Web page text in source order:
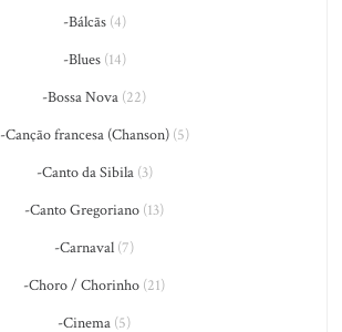
-Bálcãs(4)
-Blues(14)
-Bossa Nova (22)
-Canção francesa (Chanson)(5)
-Canto da Sibila(3)
-Canto Gregoriano (13)
-Carnaval (7)
-Choro / Chorinho (21)
-Cinema (5)